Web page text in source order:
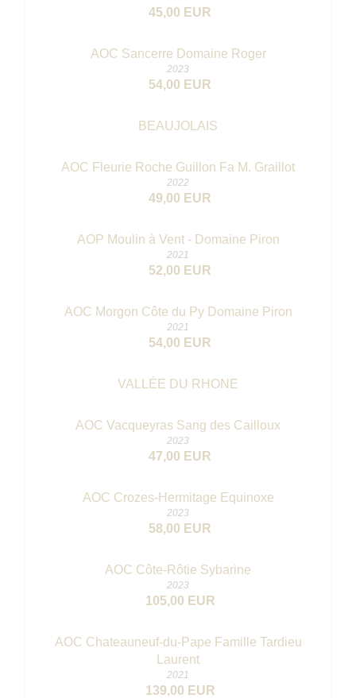
45,00 EUR
AOC Sancerre Domaine Roger
2023
54,00 EUR
BEAUJOLAIS
AOC Fleurie Roche Guillon Fa M. Graillot
2022
49,00 EUR
AOP Moulin à Vent - Domaine Piron
2021
52,00 EUR
AOC Morgon Côte du Py Domaine Piron
2021
54,00 EUR
VALLÉE DU RHONE
AOC Vacqueyras Sang des Cailloux
2023
47,00 EUR
AOC Crozes-Hermitage Equinoxe
2023
58,00 EUR
AOC Côte-Rôtie Sybarine
2023
105,00 EUR
AOC Chateauneuf-du-Pape Famille Tardieu
Laurent
2021
139,00 EUR